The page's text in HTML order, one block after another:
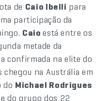
de Caio Ibelli para
participação da
Caioestá entre os
metade da
confirmada na elite do
chegou na Austrália em
do Michael Rodrigues
do grupo dos 22